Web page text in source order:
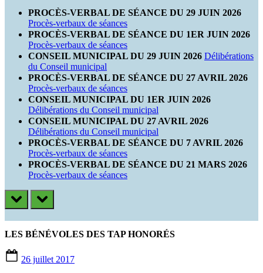
PROCÈS-VERBAL DE SÉANCE DU 29 JUIN 2026
Procès-verbaux de séances
PROCÈS-VERBAL DE SÉANCE DU 1ER JUIN 2026
Procès-verbaux de séances
CONSEIL MUNICIPAL DU 29 JUIN 2026 Délibérations
du Conseil municipal
PROCÈS-VERBAL DE SÉANCE DU 27 AVRIL 2026
Procès-verbaux de séances
CONSEIL MUNICIPAL DU 1ER JUIN 2026
Délibérations du Conseil municipal
CONSEIL MUNICIPAL DU 27 AVRIL 2026
Délibérations du Conseil municipal
PROCÈS-VERBAL DE SÉANCE DU 7 AVRIL 2026
Procès-verbaux de séances
PROCÈS-VERBAL DE SÉANCE DU 21 MARS 2026
Procès-verbaux de séances
prev next
LES BÉNÉVOLES DES TAP HONORÉS
on
26 juillet 2017